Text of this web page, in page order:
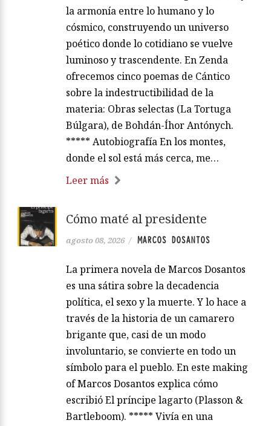
la armonía entre lo humano y lo
cósmico, construyendo un universo
poético donde lo cotidiano se vuelve
luminoso y trascendente. En Zenda
ofrecemos cinco poemas de Cántico
sobre la indestructibilidad de la
materia: Obras selectas (La Tortuga
Búlgara), de Bohdán-Íhor Antónych.
***** Autobiografía En los montes,
donde el sol está más cerca, me…
Leer más
Cómo maté al presidente
agosto 08, 2026 / MARCOS DOSANTOS
La primera novela de Marcos Dosantos
es una sátira sobre la decadencia
política, el sexo y la muerte. Y lo hace a
través de la historia de un camarero
brigante que, casi de un modo
involuntario, se convierte en todo un
símbolo para el pueblo. En este making
of Marcos Dosantos explica cómo
escribió El príncipe lagarto (Plasson &
Bartleboom). ***** Vivía en una